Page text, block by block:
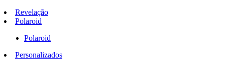
Revelação
Polaroid
Polaroid
Personalizados